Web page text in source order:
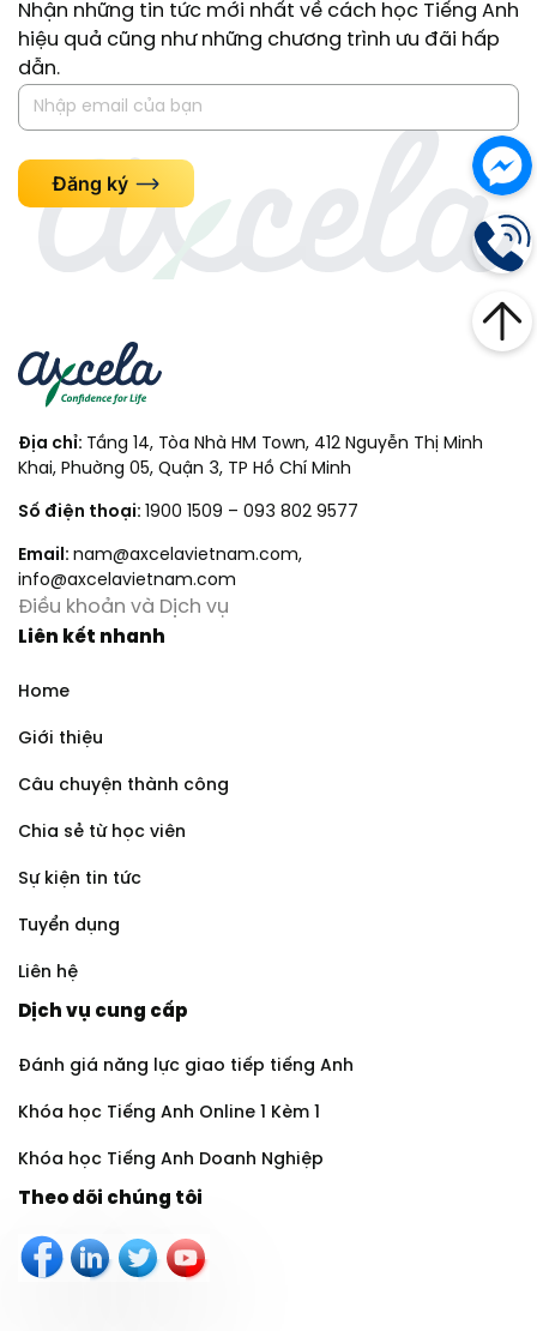
Nhận những tin tức mới nhất về cách học Tiếng Anh
hiệu quả cũng như những chương trình ưu đãi hấp
dẫn.
Đăng ký
Địa chỉ: Tầng 14, Tòa Nhà HM Town, 412 Nguyễn Thị Minh
Khai, Phuờng 05, Quận 3, TP Hồ Chí Minh
Số điện thoại: 1900 1509 – 093 802 9577
Email: nam@axcelavietnam.com,
info@axcelavietnam.com
Điều khoản và Dịch vụ
Liên kết nhanh
Home
Giới thiệu
Câu chuyện thành công
Chia sẻ từ học viên
Sự kiện tin tức
Tuyển dụng
Liên hệ
Dịch vụ cung cấp
Đánh giá năng lực giao tiếp tiếng Anh
Khóa học Tiếng Anh Online 1 Kèm 1
Khóa học Tiếng Anh Doanh Nghiệp
Theo dõi chúng tôi